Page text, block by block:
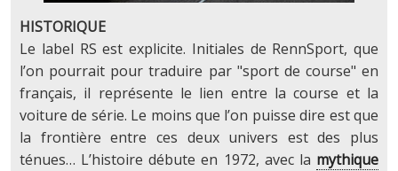
HISTORIQUE
Le label RS est explicite. Initiales de RennSport, que
l’on pourrait pour traduire par "sport de course" en
français, il représente le lien entre la course et la
voiture de série. Le moins que l’on puisse dire est que
la frontière entre ces deux univers est des plus
ténues… L’histoire débute en 1972, avec la mythique